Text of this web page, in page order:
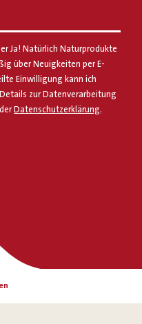
Ja! Natürlich Naturprodukte
über Neuigkeiten per E-
Einwilligung kann ich
zur Datenverarbeitung
Datenschutzerklärung.